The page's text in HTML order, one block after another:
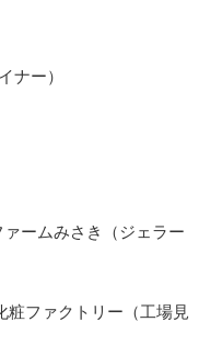
ナー）
ームみさき（ジェラー
ファクトリー（工場見